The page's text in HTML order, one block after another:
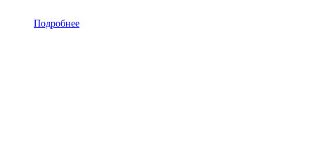
Подробнее